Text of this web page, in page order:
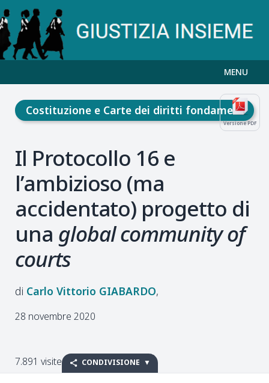
MENU
Versione PDF
Costituzione e Carte dei diritti fondamentali
Il Protocollo 16 e
l’ambizioso (ma
accidentato) progetto di
una global community of
courts
Carlo Vittorio GIABARDO
28 novembre 2020
7.891 visite CONDIVISIONE